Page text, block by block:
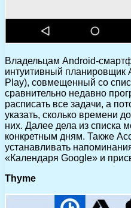
Владельцам Android-
интуитивный планировщик
Play), совмещенный со
сравнительно недавно
расписать все задачи, а
указать, сколько времени
них. Далее дела из списка
конкретным дням. Также
устанавливать
«Календаря Google» и
Thyme